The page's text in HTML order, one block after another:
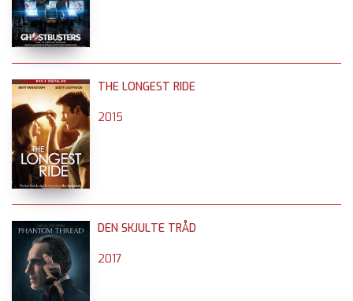
THE LONGEST RIDE
2015
DEN SKJULTE TRÅD
2017